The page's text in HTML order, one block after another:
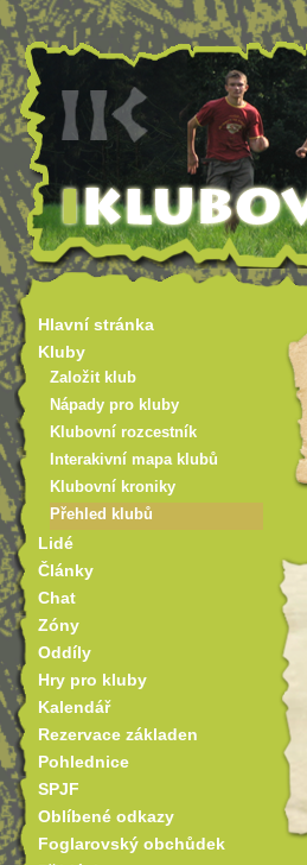
Hlavní stránka
Kluby
Založit klub
Nápady pro kluby
Klubovní rozcestník
Interakivní mapa klubů
Klubovní kroniky
Přehled klubů
Lidé
Články
Chat
Zóny
Oddíly
Hry pro kluby
Kalendář
Rezervace základen
Pohlednice
SPJF
Oblíbené odkazy
Foglarovský obchůdek